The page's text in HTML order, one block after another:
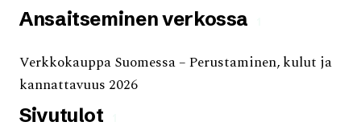
Ansaitseminen verkossa
Verkkokauppa Suomessa – Perustaminen, kulut ja
kannattavuus 2026
Sivutulot